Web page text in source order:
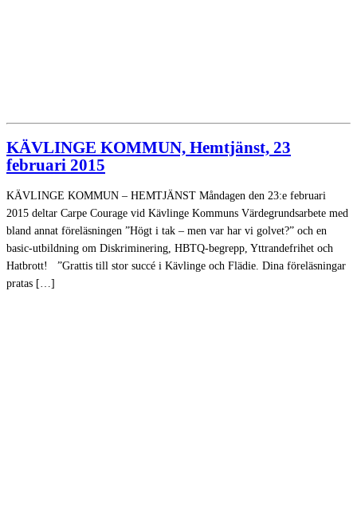
KÄVLINGE KOMMUN, Hemtjänst, 23
februari 2015
KÄVLINGE KOMMUN – HEMTJÄNST Måndagen den 23:e februari
2015 deltar Carpe Courage vid Kävlinge Kommuns Värdegrundsarbete med
bland annat föreläsningen ”Högt i tak – men var har vi golvet?” och en
basic-utbildning om Diskriminering, HBTQ-begrepp, Yttrandefrihet och
Hatbrott! ”Grattis till stor succé i Kävlinge och Flädie. Dina föreläsningar
pratas […]